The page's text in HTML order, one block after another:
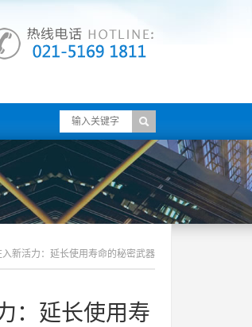
新活力：延长使用寿命的秘密武器
：延长使用寿